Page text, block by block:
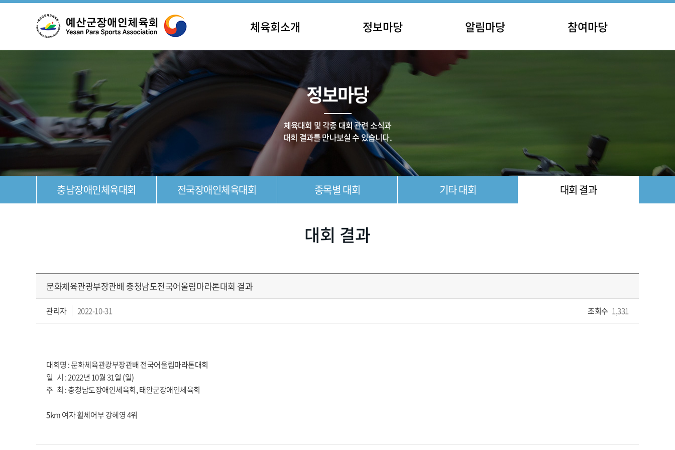
체육회소개
인사말
정보마당
충남장애인체육대회
전국장애인체육대회
종목별 대회
기타 대회
대회 결과
알림마당
공지사항
일정안내
참여마당
정보마당
체육대회 및 각종 대회 관련 소식과
대회 결과를 만나보실 수 있습니다.
충남장애인체육대회 전국장애인체육대회 종목별 대회 기타 대회 대회 결과
대회 결과
문화체육관광부장관배 충청남도전국어울림마라톤대회 결과
관리자 2022-10-31 조회수 1,331
대회명 : 문화체육관광부장관배 전국어울림마라톤대회
일 시 : 2022년 10월 31일 (일)
주 최 : 충청남도장애인체육회, 태안군장애인체육회
5km 여자 휠체어부 강혜영 4위